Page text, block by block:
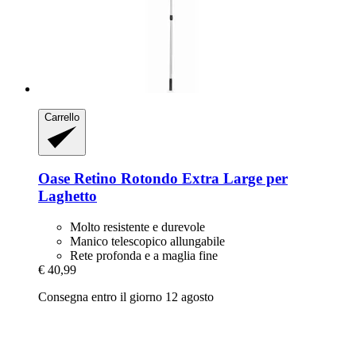
Carrello
Oase Retino Rotondo Extra Large per
Laghetto
Molto resistente e durevole
Manico telescopico allungabile
Rete profonda e a maglia fine
€ 40,99
Consegna entro il giorno 12 agosto